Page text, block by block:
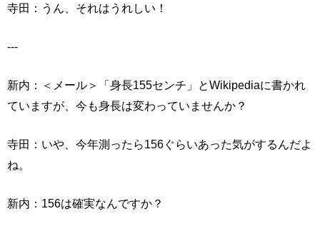
寺田：うん、それはうれしい！
---
新内：＜メール＞「身長155センチ」とWikipediaに書かれ
ていますが、今も身長は変わっていませんか？
寺田：いや、今年測ったら156ぐらいあった気がするんだよ
ね。
新内：156は確実なんですか？